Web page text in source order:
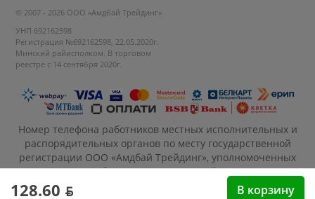
128.60 ƃ В корзину
© 2007 - 2026 ООО «Амдбай Трейдинг»
УНП 692162598
Регистрация №692162598, 22.05.2020г.
Минский райисполком. В торговом
реестре с 14 сентября 2020г.
Номер телефона работников местных исполнительных и
распорядительных органов по месту государственной
регистрации ООО «Амдбай Трейдинг», уполномоченных
рассматривать обращения покупателей: +375 17 270-35-
26, Руководитель отдела: Макриденко Ирина